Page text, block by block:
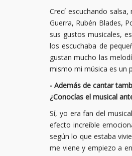
Crecí escuchando
Guerra, Rubén Blades,
sus gustos musicales,
los escuchaba de
gustan mucho las
mismo mi música es un
- Además de cantar
¿Conocías el musical
Sí, yo era fan del
efecto increíble
según lo que estaba
me viene y empiezo a